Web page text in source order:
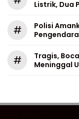
Listrik, Dua
#
Polisi
#
Tragis,
Meninggal